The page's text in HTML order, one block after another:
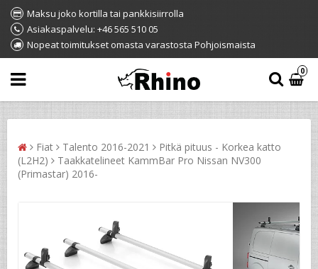
Maksu joko kortilla tai pankkisiirrolla
Asiakaspalvelu: +46 565 510 05
Nopeat toimitukset omasta varastosta Pohjoismaista
0
Fiat Talento 2016-2021
Pitkä pituus - Korkea katto
(L2H2)
Taakkatelineet KammBar Pro Nissan NV300
(Primastar) 2016-